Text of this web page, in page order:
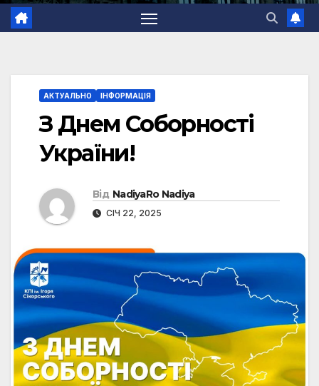
АКТУАЛЬНО ІНФОРМАЦІЯ
З Днем Соборності
України!
Від NadiyaRo Nadiya
СІЧ 22, 2025